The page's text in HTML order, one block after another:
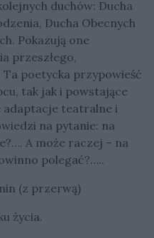
duchów: Ducha
Ducha Obecnych
Pokazują one
przeszłego,
poetycka przypowieść
tak jak i powstające
adaptacje teatralne i
na pytanie: na
A może raczej – na
polegać?…..
(z przerwą)
życia.